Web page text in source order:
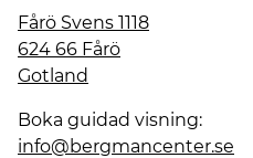
Fårö Svens 1118
624 66 Fårö
Gotland
Boka guidad visning:
info@bergmancenter.se